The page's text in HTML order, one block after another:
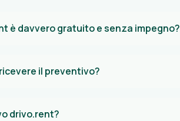
è davvero gratuito e senza impegno?
il preventivo?
drivo.rent?